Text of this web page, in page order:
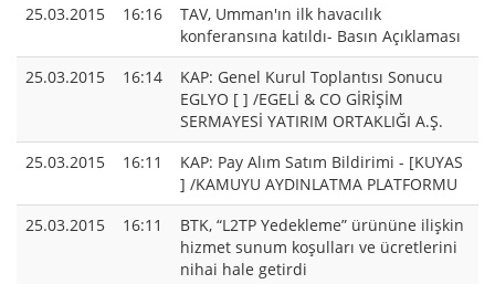
25.03.2015
16:16
TAV, Umman'ın ilk havacılık
konferansına katıldı- Basın Açıklaması
25.03.2015
16:14
KAP: Genel Kurul Toplantısı Sonucu
EGLYO [ ] /EGELİ & CO GİRİŞİM
SERMAYESİ YATIRIM ORTAKLIĞI A.Ş.
25.03.2015
16:11
KAP: Pay Alım Satım Bildirimi - [KUYAS
] /KAMUYU AYDINLATMA PLATFORMU
25.03.2015
16:11
BTK, “L2TP Yedekleme” ürününe ilişkin
hizmet sunum koşulları ve ücretlerini
nihai hale getirdi